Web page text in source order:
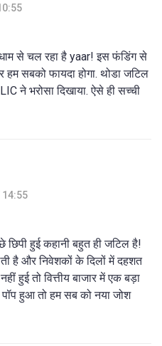
से चल रहा है yaar! इस फंडिंग से
हम सबको फायदा होगा. थोडा जटिल
ने भरोसा दिखाया. ऐसे ही सच्ची
14:55
हुई कहानी बहुत ही जटिल है!
है और निवेशकों के दिलों में दहशत
हुई तो वित्तीय बाजार में एक बड़ा
हुआ तो हम सब को नया जोश